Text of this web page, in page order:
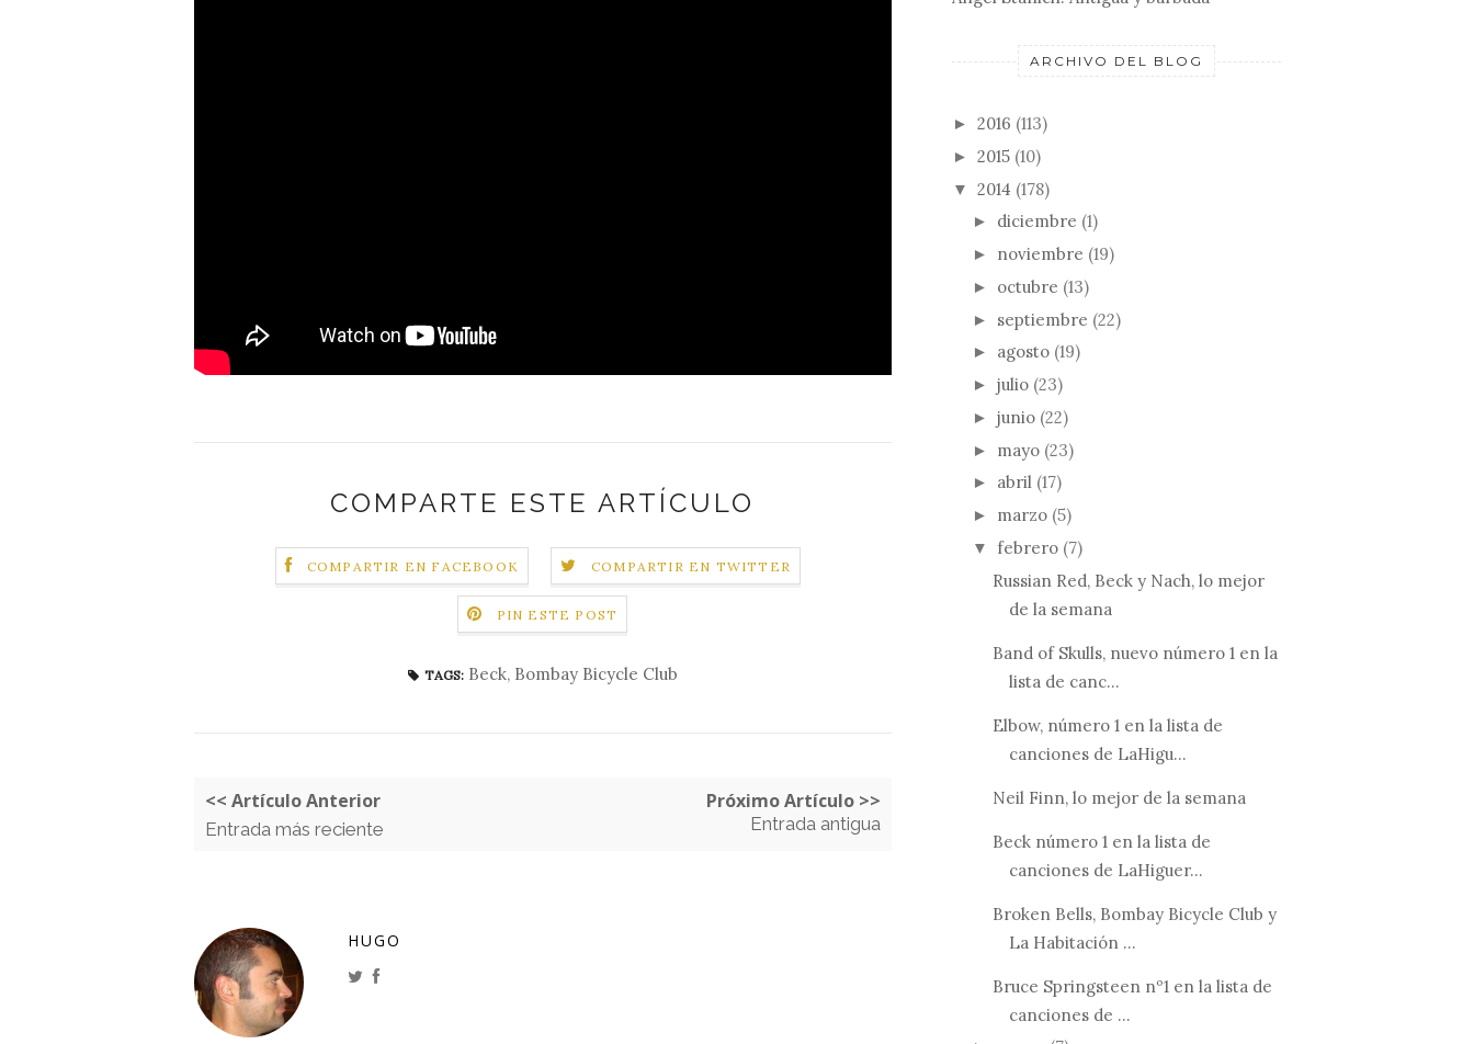
COMPARTE ESTE ARTÍCULO
COMPARTIR EN FACEBOOK COMPARTIR EN TWITTER
PIN ESTE POST
TAGS: Beck, Bombay Bicycle Club
<< Artículo Anterior
Entrada más reciente
Próximo Artículo >>
Entrada antigua
HUGO
ARCHIVO DEL BLOG
► 2016 (113)
► 2015 (10)
▼ 2014 (178)
► diciembre (1)
► noviembre (19)
► octubre (13)
► septiembre (22)
► agosto (19)
► julio (23)
► junio (22)
► mayo (23)
► abril (17)
► marzo (5)
▼ febrero (7)
Russian Red, Beck y Nach, lo mejor
de la semana
Band of Skulls, nuevo número 1 en la
lista de canc...
Elbow, número 1 en la lista de
canciones de LaHigu...
Neil Finn, lo mejor de la semana
Beck número 1 en la lista de
canciones de LaHiguer...
Broken Bells, Bombay Bicycle Club y
La Habitación ...
Bruce Springsteen nº1 en la lista de
canciones de ...